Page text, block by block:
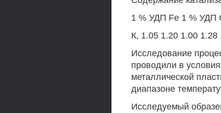
1 % УДП Fe 1 % УДП
К, 1.05 1.20 1.00 1.28
Исследование
проводили в
металлической
диапазоне
Исследуемый